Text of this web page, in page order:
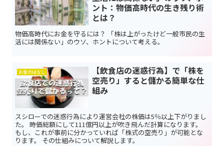
ント：物価高時代の生き残り術
とは？
物価高時代にお金を守るには？ 「株は上がったけど一般市民の生
活には関係ない」のウソ、ホントについて考える。
お金のはなし
【飲食店の迷惑行為】で「株を
空売り」すると儲かる簡単な仕
組み
スシローでの迷惑行為により運営会社の株価は5％以上下がりまし
た。 時価総額にして111億円以上が吹き飛んだ計算になります。
もし、これが事前に分かっていれば「株式の空売り」が可能とな
ります。 その仕組みについて解説します。